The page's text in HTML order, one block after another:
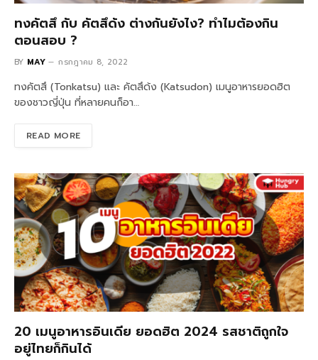
ทงคัตสึ กับ คัตสึด้ง ต่างกันยังไง? ทำไมต้องกิน
ตอนสอบ ?
BY MAY กรกฎาคม 8, 2022
ทงคัตสึ (Tonkatsu) และ คัตสึด้ง (Katsudon) เมนูอาหารยอดฮิต
ของชาวญี่ปุ่น ที่หลายคนก็อา…
READ MORE
20 เมนูอาหารอินเดีย ยอดฮิต 2024 รสชาติถูกใจ
อยู่ไทยก็กินได้